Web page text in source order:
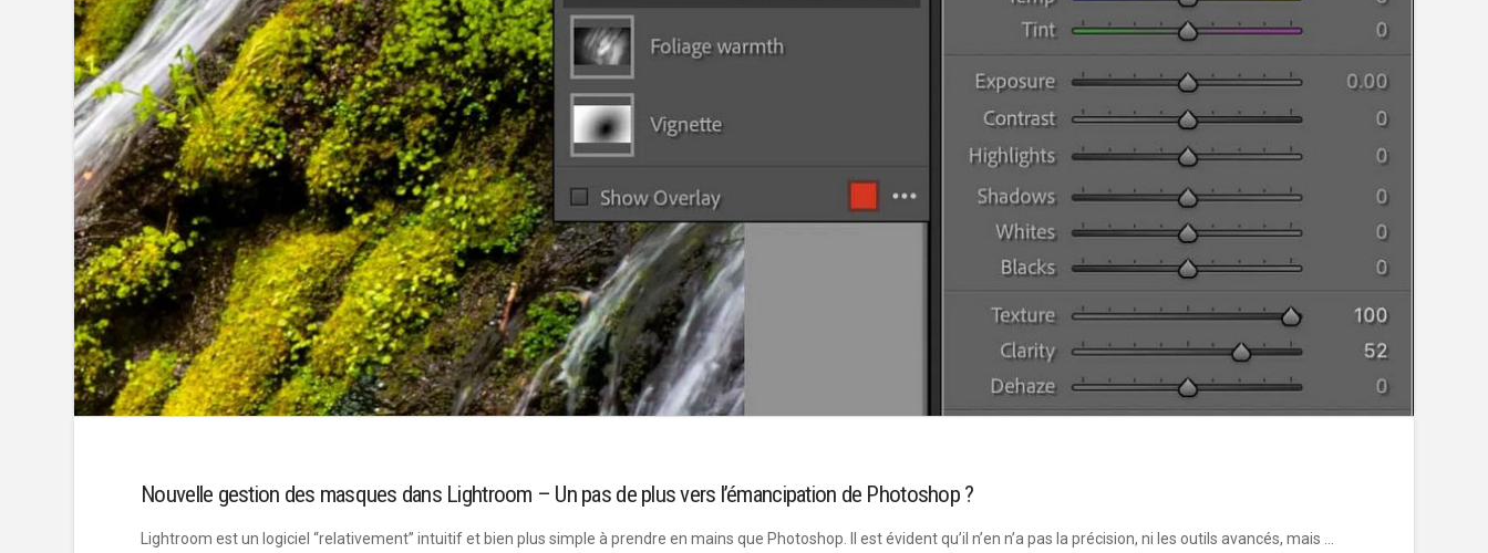
Nouvelle gestion des masques dans Lightroom – Un pas de plus vers l’émancipation de Photoshop ?
Lightroom est un logiciel “relativement” intuitif et bien plus simple à prendre en mains que Photoshop. Il est évident qu’il n’en n’a pas la précision, ni les outils avancés, mais …